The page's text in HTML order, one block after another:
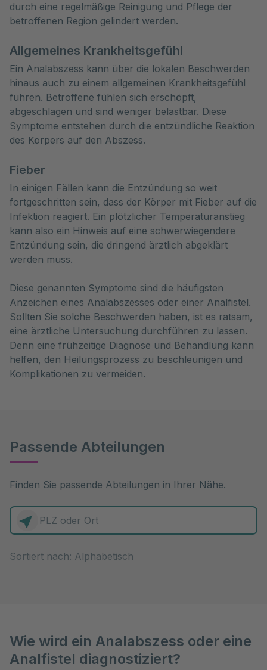
durch eine regelmäßige Reinigung und Pflege der
betroffenen Region gelindert werden.
Allgemeines Krankheitsgefühl
Ein Analabszess kann über die lokalen Beschwerden
hinaus auch zu einem allgemeinen Krankheitsgefühl
führen. Betroffene fühlen sich erschöpft,
abgeschlagen und sind weniger belastbar. Diese
Symptome entstehen durch die entzündliche Reaktion
des Körpers auf den Abszess.
Fieber
In einigen Fällen kann die Entzündung so weit
fortgeschritten sein, dass der Körper mit Fieber auf die
Infektion reagiert. Ein plötzlicher Temperaturanstieg
kann also ein Hinweis auf eine schwerwiegendere
Entzündung sein, die dringend ärztlich abgeklärt
werden muss.
Diese genannten Symptome sind die häufigsten
Anzeichen eines Analabszesses oder einer Analfistel.
Sollten Sie solche Beschwerden haben, ist es ratsam,
eine ärztliche Untersuchung durchführen zu lassen.
Denn eine frühzeitige Diagnose und Behandlung kann
helfen, den Heilungsprozess zu beschleunigen und
Komplikationen zu vermeiden.
Passende Abteilungen
Finden Sie passende Abteilungen in Ihrer Nähe.
Wie wird ein Analabszess oder eine
Analfistel diagnostiziert?